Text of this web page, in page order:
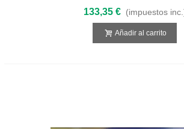
133,35 € (impuestos
Añadir al carrito